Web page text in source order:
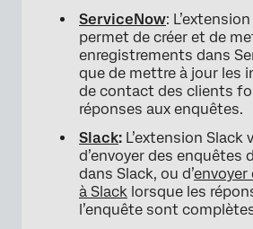
ServiceNow:
permet de créer et de
enregistrements dans
que de mettre à jour les
de contact des clients
réponses aux enquêtes.
Slack: L’extension Slack
d’envoyer des enquêtes
dans Slack, ou d’envoyer
à Slack lorsque les
l’enquête sont